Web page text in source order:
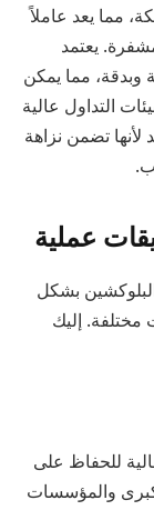
مما يعد عاملاً
يعتمد
وبدقة، مما يمكن
التداول عالية
لأنها تضمن نزاهة
عملية
عقد البلوكشين بشكل
مختلفة. إليك
للحفاظ على
والمؤسسات